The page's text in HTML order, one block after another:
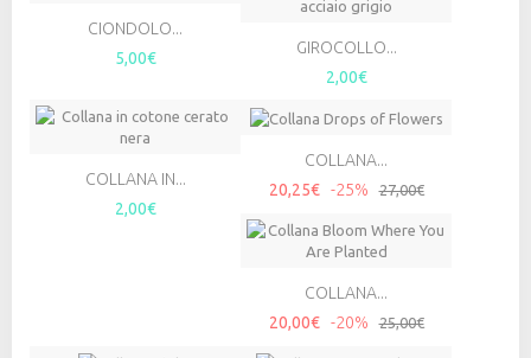
CIONDOLO...
5,00€
GIROCOLLO...
2,00€
COLLANA IN...
2,00€
COLLANA...
20,25€ -25% 27,00€
COLLANA...
20,00€ -20% 25,00€